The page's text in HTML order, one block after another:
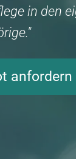
in den
anfordern